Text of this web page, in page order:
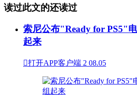
读过此文的还读过
索尼公布"Ready for PS5"
起来
打开APP客户端 2 08.05